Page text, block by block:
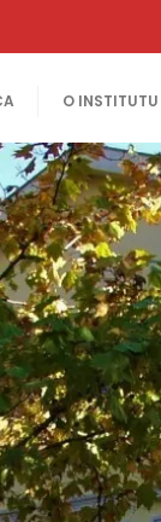
O INSTITUTU